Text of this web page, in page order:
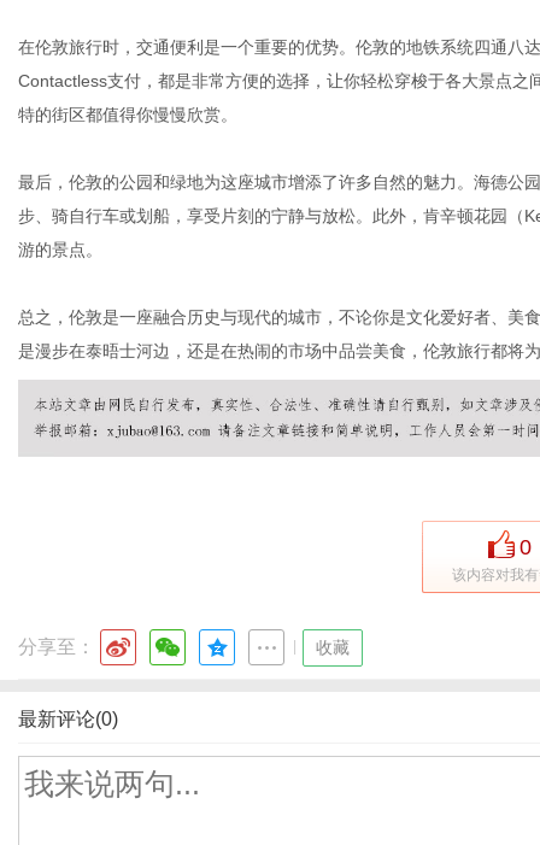
在伦敦旅行时，交通便利是一个重要的优势。伦敦的地铁系统四通八
Contactless支付，都是非常方便的选择，让你轻松穿梭于各大景点
特的街区都值得你慢慢欣赏。
最后，伦敦的公园和绿地为这座城市增添了许多自然的魅力。海德公
步、骑自行车或划船，享受片刻的宁静与放松。此外，肯辛顿花园（
游的景点。
总之，伦敦是一座融合历史与现代的城市，不论你是文化爱好者、美
是漫步在泰晤士河边，还是在热闹的市场中品尝美食，伦敦旅行都将
0
该内容对我
分享至： 收藏
最新评论(0)